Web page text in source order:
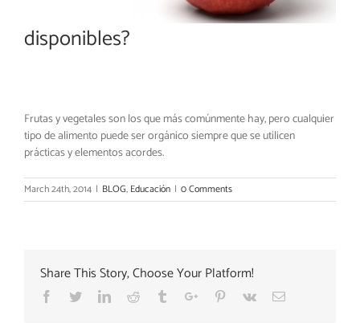
disponibles?
Frutas y vegetales son los que más comúnmente hay, pero cualquier
tipo de alimento puede ser orgánico siempre que se utilicen
prácticas y elementos acordes.
March 24th, 2014 | BLOG, Educación | 0 Comments
Share This Story, Choose Your Platform!
Facebook
TwitterLinkedinReddit TumblrGoogle+Pinterest
Vk Email